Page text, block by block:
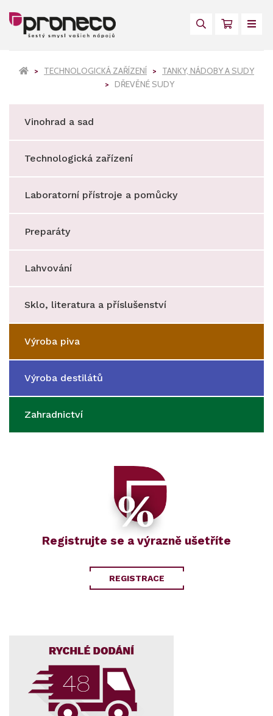
TECHNOLOGICKÁ ZAŘÍZENÍ
TANKY, NÁDOBY A SUDY
DŘEVĚNÉ SUDY
Vinohrad a sad
Technologická zařízení
Laboratorní přístroje a pomůcky
Preparáty
Lahvování
Sklo, literatura a příslušenství
Výroba piva
Výroba destilátů
Zahradnictví
Registrujte se a výrazně ušetříte
REGISTRACE